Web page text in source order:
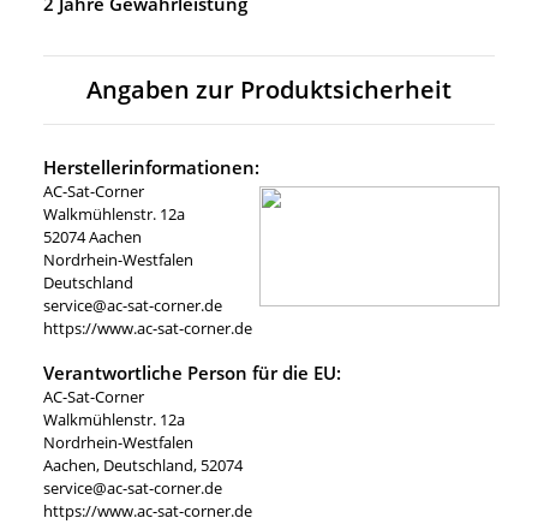
Angaben zur Produktsicherheit
Herstellerinformationen:
AC-Sat-Corner
Walkmühlenstr. 12a
52074 Aachen
Nordrhein-Westfalen
Deutschland
service@ac-sat-corner.de
https://www.ac-sat-corner.de
Verantwortliche Person für die EU:
AC-Sat-Corner
Walkmühlenstr. 12a
Nordrhein-Westfalen
Aachen, Deutschland, 52074
service@ac-sat-corner.de
https://www.ac-sat-corner.de